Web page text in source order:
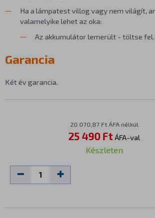
Ha a lámpatest villog vagy nem világít,
valamelyike lehet az oka:
Az akkumulátor lemerült - töltse fel.
Garancia
Két év garancia.
20 070,87 Ft ÁFA nélkül
25 490 Ft ÁFA-val
Készleten